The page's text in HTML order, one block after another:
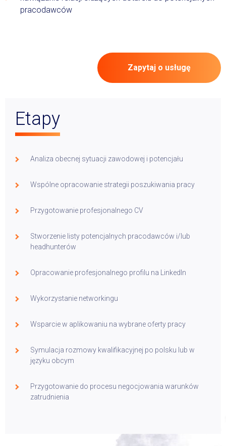
pracodawców
Zapytaj o usługę
Etapy
Analiza obecnej sytuacji zawodowej i potencjału
Wspólne opracowanie strategii poszukiwania pracy
Przygotowanie profesjonalnego CV
Stworzenie listy potencjalnych pracodawców i/lub
headhunterów
Opracowanie profesjonalnego profilu na LinkedIn
Wykorzystanie networkingu
Wsparcie w aplikowaniu na wybrane oferty pracy
Symulacja rozmowy kwalifikacyjnej po polsku lub w
języku obcym
Przygotowanie do procesu negocjowania warunków
zatrudnienia